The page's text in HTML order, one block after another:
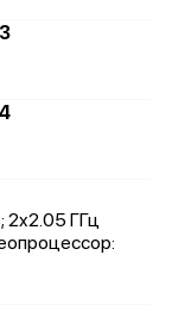
2x2.05 ГГц